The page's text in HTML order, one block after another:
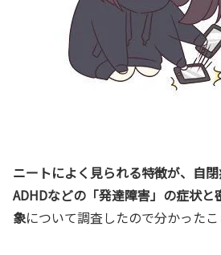
ニートによく見られる特徴が、自
ADHDなどの「発達障害」の症状
象について調査したので分かったこ